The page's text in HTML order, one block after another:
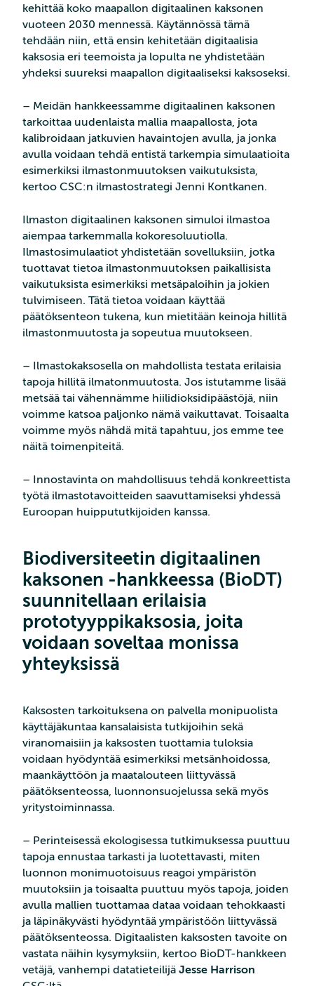
kehittää koko maapallon digitaalinen kaksonen
vuoteen 2030 mennessä. Käytännössä tämä
tehdään niin, että ensin kehitetään digitaalisia
kaksosia eri teemoista ja lopulta ne yhdistetään
yhdeksi suureksi maapallon digitaaliseksi kaksoseksi.
– Meidän hankkeessamme digitaalinen kaksonen
tarkoittaa uudenlaista mallia maapallosta, jota
kalibroidaan jatkuvien havaintojen avulla, ja jonka
avulla voidaan tehdä entistä tarkempia simulaatioita
esimerkiksi ilmastonmuutoksen vaikutuksista,
kertoo CSC:n ilmastostrategi Jenni Kontkanen.
Ilmaston digitaalinen kaksonen simuloi ilmastoa
aiempaa tarkemmalla kokoresoluutiolla.
Ilmastosimulaatiot yhdistetään sovelluksiin, jotka
tuottavat tietoa ilmastonmuutoksen paikallisista
vaikutuksista esimerkiksi metsäpaloihin ja jokien
tulvimiseen. Tätä tietoa voidaan käyttää
päätöksenteon tukena, kun mietitään keinoja hillitä
ilmastonmuutosta ja sopeutua muutokseen.
– Ilmastokaksosella on mahdollista testata erilaisia
tapoja hillitä ilmatonmuutosta. Jos istutamme lisää
metsää tai vähennämme hiilidioksidipäästöjä, niin
voimme katsoa paljonko nämä vaikuttavat. Toisaalta
voimme myös nähdä mitä tapahtuu, jos emme tee
näitä toimenpiteitä.
– Innostavinta on mahdollisuus tehdä konkreettista
työtä ilmastotavoitteiden saavuttamiseksi yhdessä
Euroopan huippututkijoiden kanssa.
Biodiversiteetin digitaalinen
kaksonen -hankkeessa (BioDT)
suunnitellaan erilaisia
prototyyppikaksosia, joita
voidaan soveltaa monissa
yhteyksissä
Kaksosten tarkoituksena on palvella monipuolista
käyttäjäkuntaa kansalaisista tutkijoihin sekä
viranomaisiin ja kaksosten tuottamia tuloksia
voidaan hyödyntää esimerkiksi metsänhoidossa,
maankäyttöön ja maatalouteen liittyvässä
päätöksenteossa, luonnonsuojelussa sekä myös
yritystoiminnassa.
– Perinteisessä ekologisessa tutkimuksessa puuttuu
tapoja ennustaa tarkasti ja luotettavasti, miten
luonnon monimuotoisuus reagoi ympäristön
muutoksiin ja toisaalta puuttuu myös tapoja, joiden
avulla mallien tuottamaa dataa voidaan tehokkaasti
ja läpinäkyvästi hyödyntää ympäristöön liittyvässä
päätöksenteossa. Digitaalisten kaksosten tavoite on
vastata näihin kysymyksiin, kertoo BioDT-hankkeen
vetäjä, vanhempi datatieteilijä Jesse Harrison